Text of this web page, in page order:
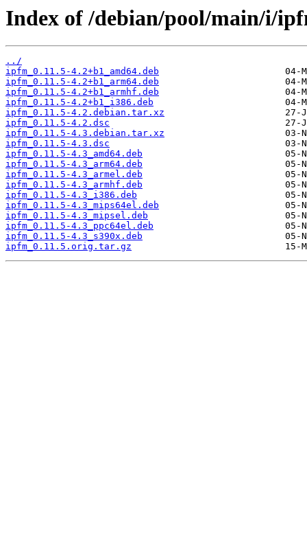
Index of /debian/pool/main/i/
../
ipfm_0.11.5-4.2+b1_amd64.deb
ipfm_0.11.5-4.2+b1_arm64.deb
ipfm_0.11.5-4.2+b1_armhf.deb
ipfm_0.11.5-4.2+b1_i386.deb
ipfm_0.11.5-4.2.debian.tar.xz
ipfm_0.11.5-4.2.dsc
ipfm_0.11.5-4.3.debian.tar.xz
ipfm_0.11.5-4.3.dsc
ipfm_0.11.5-4.3_amd64.deb
ipfm_0.11.5-4.3_arm64.deb
ipfm_0.11.5-4.3_armel.deb
ipfm_0.11.5-4.3_armhf.deb
ipfm_0.11.5-4.3_i386.deb
ipfm_0.11.5-4.3_mips64el.deb
ipfm_0.11.5-4.3_mipsel.deb
ipfm_0.11.5-4.3_ppc64el.deb
ipfm_0.11.5-4.3_s390x.deb
ipfm_0.11.5.orig.tar.gz